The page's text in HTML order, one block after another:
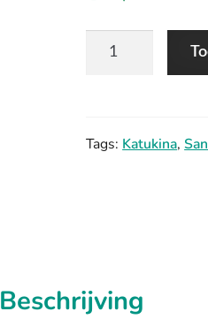
Sananga
aantal
Tags: Katukina,
Beschrijving